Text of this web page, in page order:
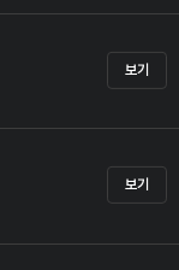
보기
보기